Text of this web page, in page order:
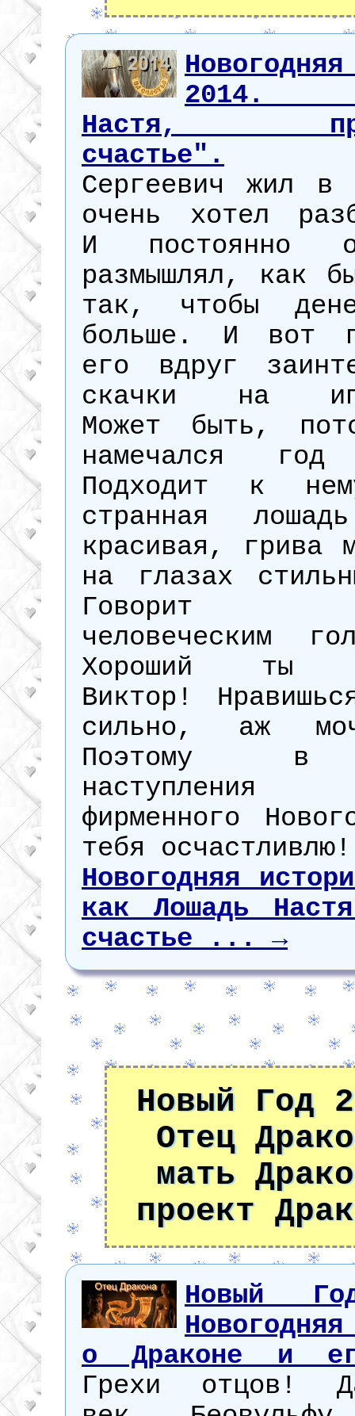
2014.
Настя,
счастье".
Сергеевич жил в
очень хотел
И постоянно
размышлял, как
так, чтобы
больше. И вот
его вдруг
скачки на
Может быть,
намечался год
Подходит к
странная
красивая, грива
на глазах
Говорит
человеческим
Хороший ты
Виктор!
сильно, аж
Поэтому в
фирменного
тебя осчастливлю!
Новогодняя
как Лошадь
счастье ... →
Новый Год
Отец
мать
проект
Новый
о Драконе и
Грехи отцов!